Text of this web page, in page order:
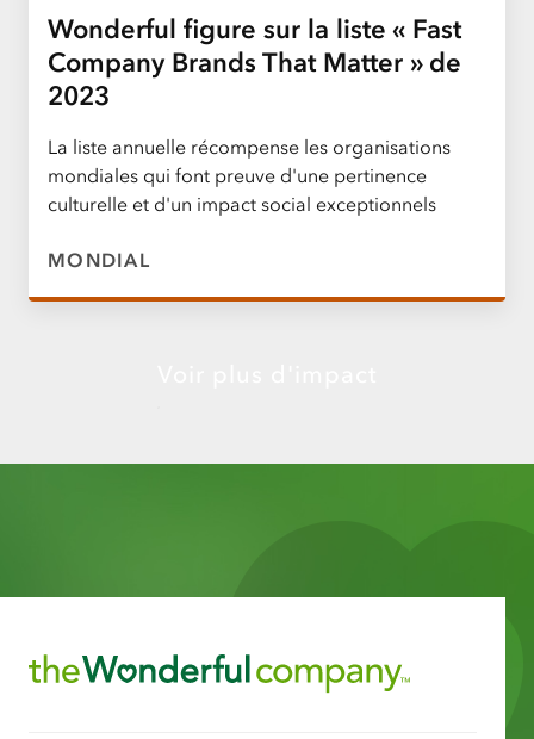
Wonderful figure sur la liste « Fast
Company Brands That Matter » de
2023
La liste annuelle récompense les organisations
mondiales qui font preuve d'une pertinence
culturelle et d'un impact social exceptionnels
MONDIAL